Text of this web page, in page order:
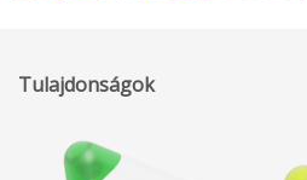
Tulajdonságok